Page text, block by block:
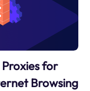
for
Browsing